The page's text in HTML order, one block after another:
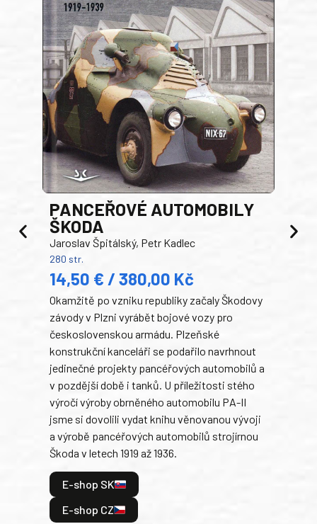
PANCEŘOVÉ AUTOMOBILY
ŠKODA
Jaroslav Špitálský, Petr Kadlec
280 str.
14,50 € / 380,00 Kč
Okamžitě po vzniku republiky začaly Škodovy
závody v Plzni vyrábět bojové vozy pro
československou armádu. Plzeňské
konstrukční kanceláři se podařilo navrhnout
jedinečné projekty pancéřových automobilů a
v pozdější době i tanků. U příležitosti stého
výročí výroby obrněného automobilu PA-II
jsme si dovolili vydat knihu věnovanou vývoji
a výrobě pancéřových automobilů strojírnou
Škoda v letech 1919 až 1936.
E-shop SK
E-shop CZ